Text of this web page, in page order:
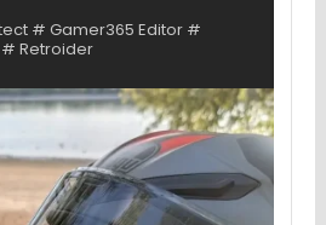
# Gamer365 Editor #
Retroider